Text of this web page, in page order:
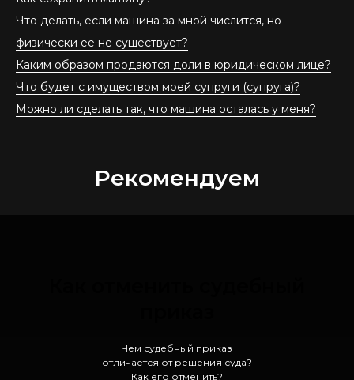
Что делать, если машина за мной числится, но
физически ее не существует?
Каким образом продаются доли в юридическом лице?
Что будет с имуществом моей супруги (супруга)?
Можно ли сделать так, что машина осталась у меня?
Рекомендуем
Как отменить судебный
приказ